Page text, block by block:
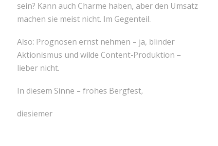
sein? Kann auch Charme haben, aber den Umsatz
machen sie meist nicht. Im Gegenteil.
Also: Prognosen ernst nehmen – ja, blinder
Aktionismus und wilde Content-Produktion –
lieber nicht.
In diesem Sinne – frohes Bergfest,
diesiemer